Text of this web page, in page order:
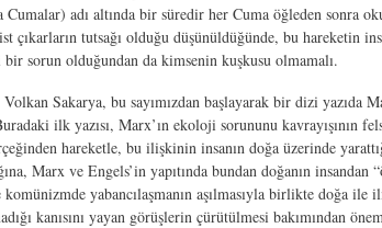
adı altında bir süredir her Cuma öğleden sonra
tutsağı olduğu düşünüldüğünde, bu hareketin
sorun olduğundan da kimsenin kuşkusu olmamalı.
Sakarya, bu sayımızdan başlayarak bir dizi yazıda
ilk yazısı, Marx’ın ekoloji sorununu kavrayışının
hareketle, bu ilişkinin insanın doğa üzerinde
Marx ve Engels’in yapıtında bundan doğanın
yabancılaşmanın aşılmasıyla birlikte doğa
kanısını yayan görüşlerin çürütülmesi bakımından